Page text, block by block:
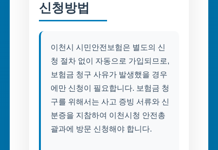
신청방법
이천시 시민안전보험은 별도의 신
청 절차 없이 자동으로 가입되므로,
보험금 청구 사유가 발생했을 경우
에만 신청이 필요합니다. 보험금 청
구를 위해서는 사고 증빙 서류와 신
분증을 지참하여 이천시청 안전총
괄과에 방문 신청해야 합니다.